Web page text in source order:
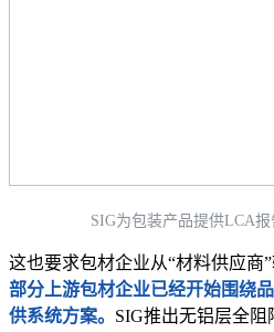
SIG为包装产品提供LCA
这也要求包材企业从“材料供应商”
部分上游包材企业已经开始围绕
供系统方案。 SIG推出无铝层全